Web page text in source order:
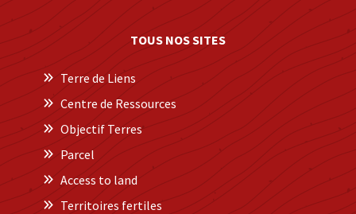
TOUS NOS SITES
Terre de Liens
Centre de Ressources
Objectif Terres
Parcel
Access to land
Territoires fertiles